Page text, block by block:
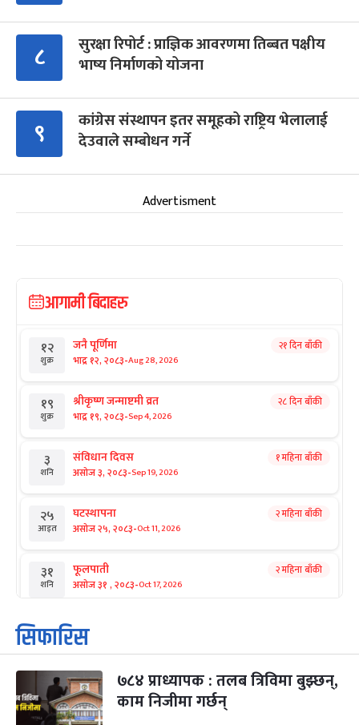
८
सुरक्षा रिपोर्ट : प्राज्ञिक आवरणमा तिब्बत पक्षीय
भाष्य निर्माणको योजना
९
कांग्रेस संस्थापन इतर समूहको राष्ट्रिय भेलालाई
देउवाले सम्बोधन गर्ने
Advertisment
आगामी बिदाहरु
१२
शुक्र
जनै पूर्णिमा
भाद्र १२, २०८३-Aug 28, 2026
२१ दिन बाँकी
१९
शुक्र
श्रीकृष्ण जन्माष्टमी व्रत
भाद्र १९, २०८३-Sep 4, 2026
२८ दिन बाँकी
३
शनि
संविधान दिवस
असोज ३, २०८३-Sep 19, 2026
१ महिना बाँकी
२५
आइत
घटस्थापना
असोज २५, २०८३-Oct 11, 2026
२ महिना बाँकी
३१
शनि
फूलपाती
असोज ३१ , २०८३-Oct 17, 2026
२ महिना बाँकी
१
आइत
कार्तिक सङ्क्रान्ति
कार्तिक १, २०८३
३
मंगल
महानवमी
कार्तिक ३, २०८३-Oct 20, 2026
२ महिना बाँकी
सिफारिस
७८४ प्राध्यापक : तलब त्रिविमा बुझ्छन्,
काम निजीमा गर्छन्